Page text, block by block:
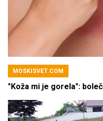
MOSKISVET.COM
"Koža mi je gorela":